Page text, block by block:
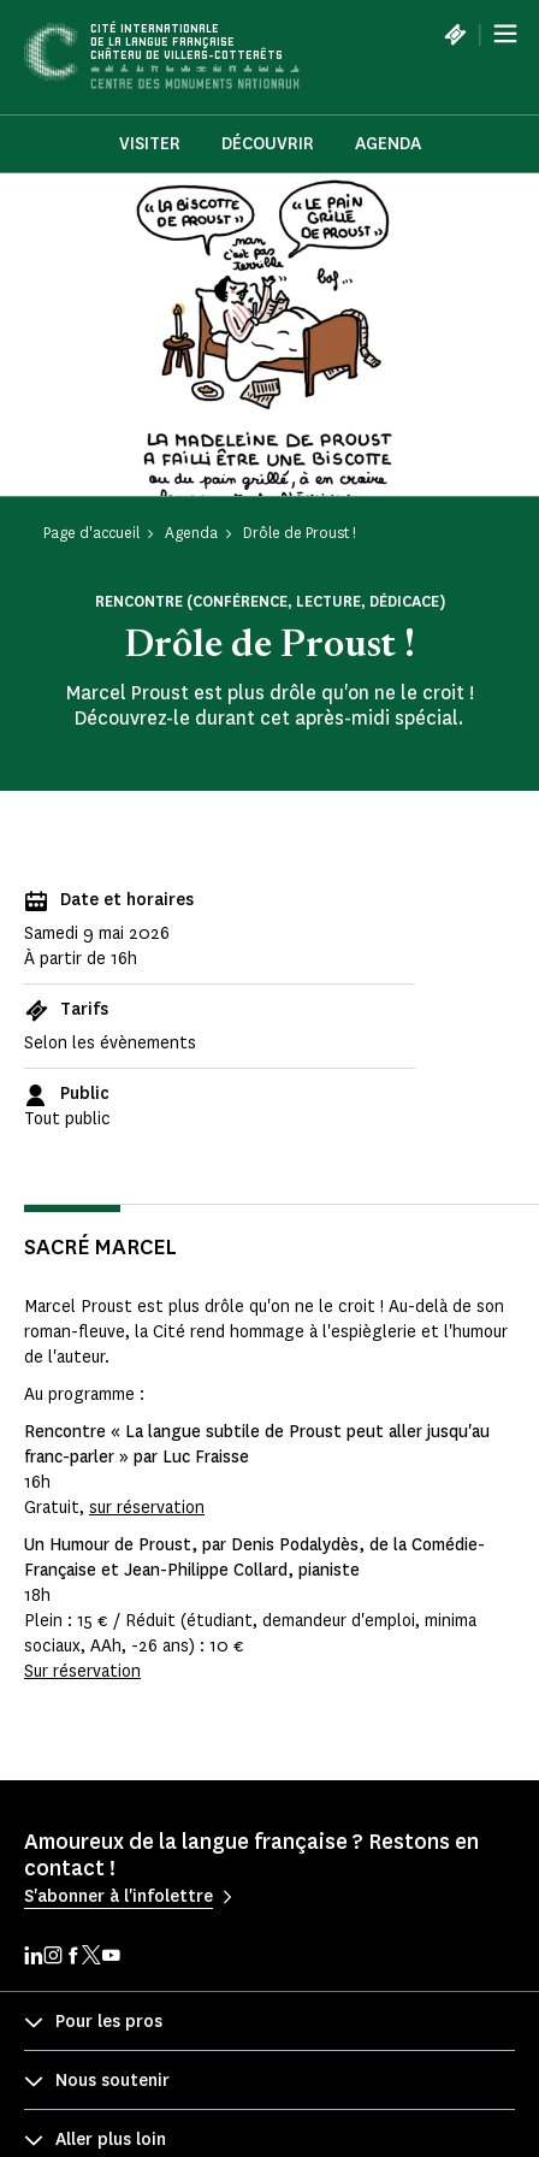
CITÉ INTERNATIONALE
DE LA LANGUE FRANÇAISE
CHÂTEAU DE VILLERS-COTTERÊTS
|
VISITER DÉCOUVRIR AGENDA
Page d'accueil Agenda Drôle de Proust !
Drôle de Proust !
RENCONTRE (CONFÉRENCE, LECTURE, DÉDICACE)
Marcel Proust est plus drôle qu'on ne le croit !
Découvrez-le durant cet après-midi spécial.
Date et horaires
Samedi 9 mai 2026
À partir de 16h
Tarifs
Selon les évènements
Public
Tout public
SACRÉ MARCEL
Marcel Proust est plus drôle qu'on ne le croit ! Au-delà de son
roman-fleuve, la Cité rend hommage à l'espièglerie et l'humour
de l'auteur.
Au programme :
Rencontre « La langue subtile de Proust peut aller jusqu'au
franc-parler » par Luc Fraisse
16h
Gratuit, sur réservation
Un Humour de Proust, par Denis Podalydès, de la Comédie-
Française et Jean-Philippe Collard, pianiste
18h
Plein : 15 € / Réduit (étudiant, demandeur d'emploi, minima
sociaux, AAh, -26 ans) : 10 €
Sur réservation
Amoureux de la langue française ? Restons en
contact !
S'abonner à l'infolettre
Pour les pros
Nous soutenir
Aller plus loin